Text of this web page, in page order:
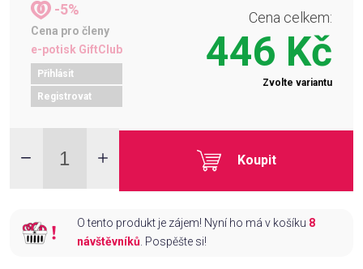
-5%
Cena pro členy
e-potisk GiftClub
Přihlásit
Registrovat
Cena celkem:
446 Kč
Zvolte variantu
Koupit
O tento produkt je zájem! Nyní ho má v košíku 8
návštěvníků. Pospěšte si!